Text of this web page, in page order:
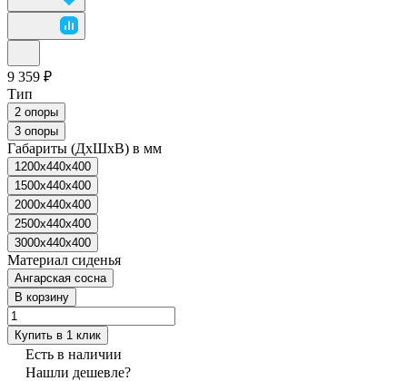
9 359 ₽
Тип
2 опоры
3 опоры
Габариты (ДхШхВ) в мм
1200x440x400
1500x440x400
2000x440x400
2500x440x400
3000x440x400
Материал сиденья
Ангарская сосна
В корзину
Купить в 1 клик
Есть в наличии
Нашли дешевле?